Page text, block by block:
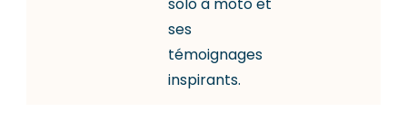
ses
témoignages
inspirants.